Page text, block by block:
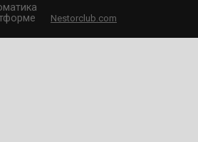
Nestorclub.com